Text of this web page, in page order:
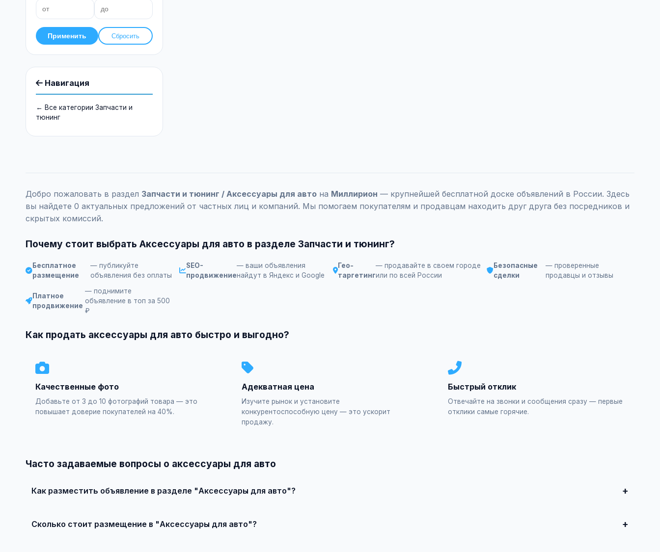
Применить Сбросить
Навигация
← Все категории Запчасти и
тюнинг
Добро пожаловать в раздел Запчасти и тюнинг / Аксессуары для авто на Миллирион — крупнейшей бесплатной доске объявлений в России. Здесь
вы найдете 0 актуальных предложений от частных лиц и компаний. Мы помогаем покупателям и продавцам находить друг друга без посредников и
скрытых комиссий.
Почему стоит выбрать Аксессуары для авто в разделе Запчасти и тюнинг?
Бесплатное
размещение
— публикуйте
объявления без оплаты
SEO-
продвижение
— ваши объявления
найдут в Яндекс и Google
Гео-
таргетинг
— продавайте в своем городе
или по всей России
Безопасные
сделки
— проверенные
продавцы и отзывы
Платное
продвижение
— поднимите
объявление в топ за 500
₽
Как продать аксессуары для авто быстро и выгодно?
Качественные фото
Добавьте от 3 до 10 фотографий товара — это
повышает доверие покупателей на 40%.
Адекватная цена
Изучите рынок и установите
конкурентоспособную цену — это ускорит
продажу.
Быстрый отклик
Отвечайте на звонки и сообщения сразу — первые
отклики самые горячие.
Часто задаваемые вопросы о аксессуары для авто
Как разместить объявление в разделе "Аксессуары для авто"?
Сколько стоит размещение в "Аксессуары для авто"?